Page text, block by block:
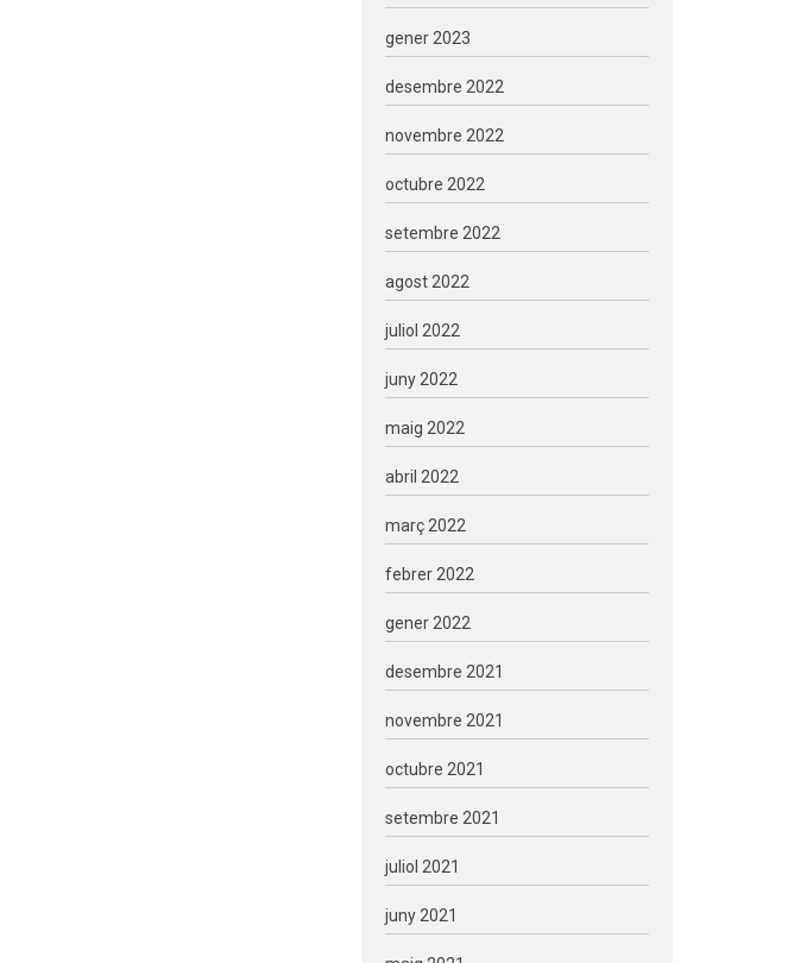
gener 2023
desembre 2022
novembre 2022
octubre 2022
setembre 2022
agost 2022
juliol 2022
juny 2022
maig 2022
abril 2022
març 2022
febrer 2022
gener 2022
desembre 2021
novembre 2021
octubre 2021
setembre 2021
juliol 2021
juny 2021